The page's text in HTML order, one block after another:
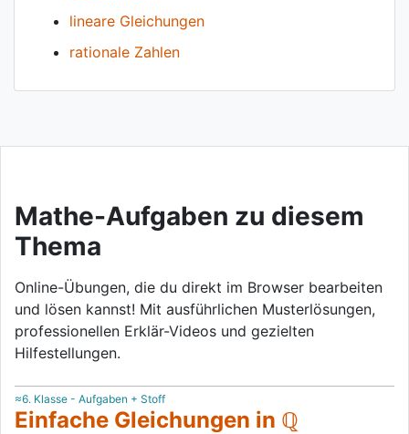
lineare Gleichungen
rationale Zahlen
Mathe-Aufgaben zu diesem
Thema
Online-Übungen, die du direkt im Browser bearbeiten
und lösen kannst! Mit ausführlichen Musterlösungen,
professionellen Erklär-Videos und gezielten
Hilfestellungen.
≈6. Klasse - Aufgaben + Stoff
Einfache Gleichungen in ℚ